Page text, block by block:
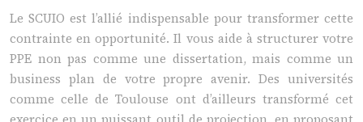
Le SCUIO est l’allié indispensable pour transformer cette
contrainte en opportunité. Il vous aide à structurer votre
PPE non pas comme une dissertation, mais comme un
business plan de votre propre avenir. Des universités
comme celle de Toulouse ont d’ailleurs transformé cet